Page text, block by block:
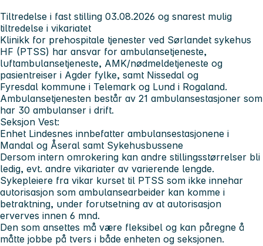
Tiltredelse i fast stilling 03.08.2026 og snarest mulig
tiltredelse i vikariatet
Klinikk for prehospitale tjenester ved Sørlandet sykehus
HF (PTSS) har ansvar for ambulansetjeneste,
luftambulansetjeneste, AMK/nødmeldetjeneste og
pasientreiser i Agder fylke, samt Nissedal og
Fyresdal kommune i Telemark og Lund i Rogaland.
Ambulansetjenesten består av 21 ambulansestasjoner som
har 30 ambulanser i drift.
Seksjon Vest:
Enhet Lindesnes innbefatter ambulansestasjonene i
Mandal og Åseral samt Sykehusbussene
Dersom intern omrokering kan andre stillingsstørrelser bli
ledig, evt. andre vikariater av varierende lengde.
Sykepleiere fra vikar kurset til PTSS som ikke innehar
autorisasjon som ambulansearbeider kan komme i
betraktning, under forutsetning av at autorisasjon
erverves innen 6 mnd.
Den som ansettes må være fleksibel og kan påregne å
måtte jobbe på tvers i både enheten og seksjonen.